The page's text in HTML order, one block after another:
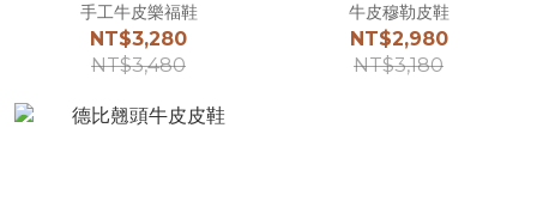
手工牛皮樂福鞋
NT$3,280
NT$3,480
牛皮穆勒皮鞋
NT$2,980
NT$3,180